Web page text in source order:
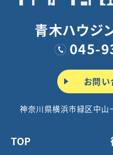
青木ハウジ
045-
お問
神奈川県横浜市緑区中
TOP